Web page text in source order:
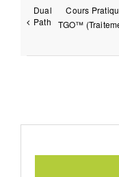
Dual
Path
Cours
TGO™